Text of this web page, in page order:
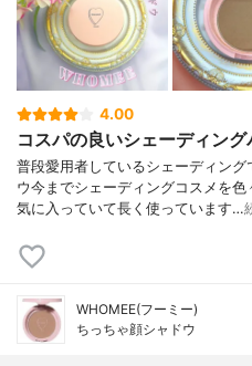
4.00
コスパの良いシェーディン
普段愛用者しているシェーディン
ウ今までシェーディングコスメを
気に入っていて長く使っています…
WHOMEE(フーミー)
ちっちゃ顔シャドウ